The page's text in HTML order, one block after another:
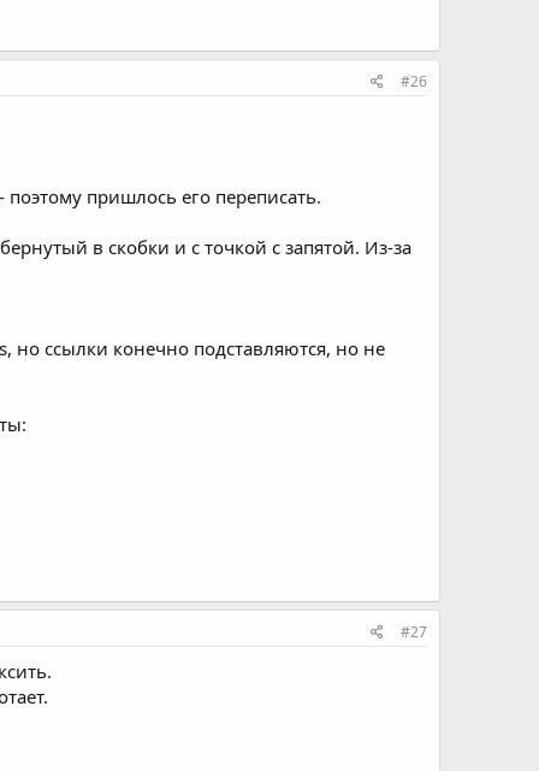
#26
пришлось его переписать.
в скобки и с точкой с запятой. Из-за
но ссылки конечно подставляются, но не
#27